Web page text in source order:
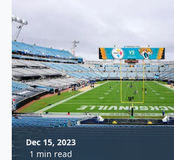
Dec 15, 2023
1 min read